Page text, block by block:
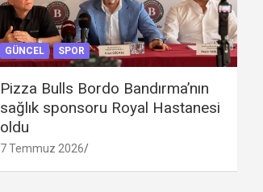
GÜNCEL SPOR
Pizza Bulls Bordo Bandırma’nın
sağlık sponsoru Royal Hastanesi
oldu
7 Temmuz 2026